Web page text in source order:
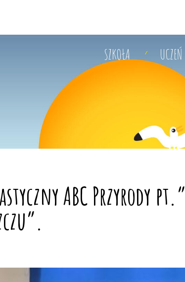
SZKOŁA UCZEŃ
ABC Przyrody pt.”